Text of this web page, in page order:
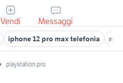
Vendi Messaggi
iphone 12 pro max telefonia
playstation pro